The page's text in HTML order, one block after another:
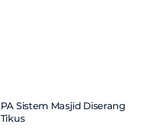
PA Sistem Masjid Diserang
Tikus